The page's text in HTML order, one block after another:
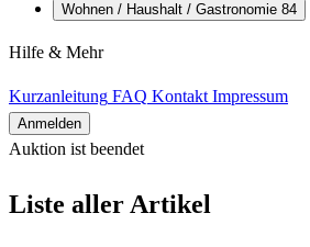
Wohnen / Haushalt / Gastronomie 84
Hilfe & Mehr
Kurzanleitung FAQ Kontakt Impressum
Anmelden
Auktion ist beendet
Alle Artikel
Liste aller Artikel